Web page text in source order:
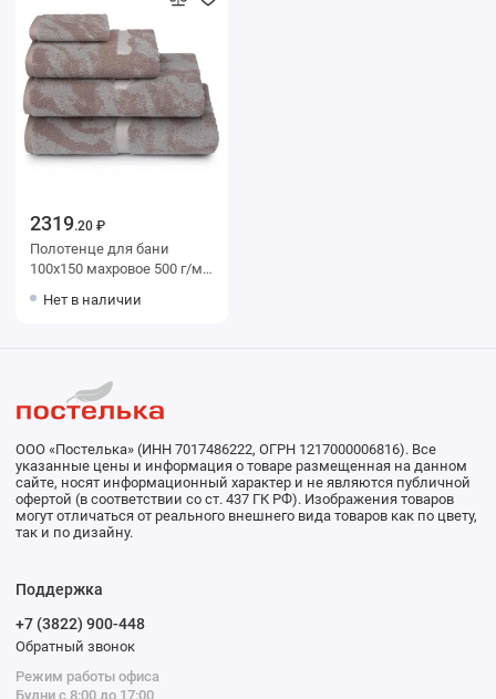
2319.20 ₽
Полотенце для бани
100х150 махровое 500 г/м2
мануфактура
Нет в наличии
ООО «Постелька» (ИНН 7017486222, ОГРН 1217000006816). Все
указанные цены и информация о товаре размещенная на данном
сайте, носят информационный характер и не являются публичной
офертой (в соответствии со ст. 437 ГК РФ). Изображения товаров
могут отличаться от реального внешнего вида товаров как по цвету,
так и по дизайну.
Поддержка
+7 (3822) 900-448
Обратный звонок
Режим работы офиса
Будни с 8:00 до 17:00